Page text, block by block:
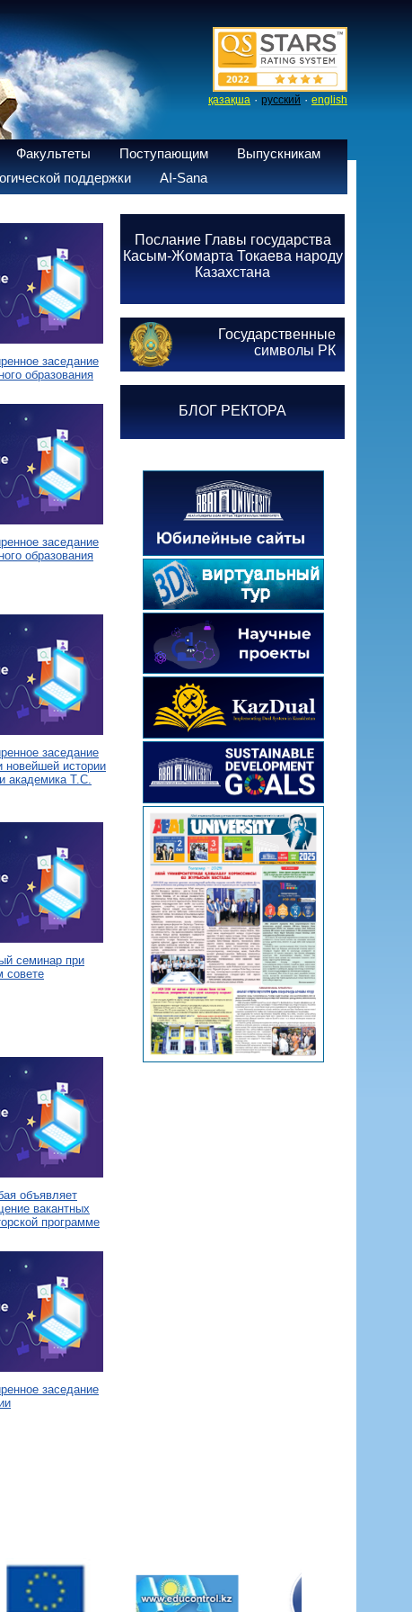
қазақша · русский · english
Факультеты Поступающим
Выпускникам
поддержки AI-Sana
заседание
образования
заседание
образования
заседание
истории
академика Т.С.
семинар при
совете
объявляет
вакантных
программе
заседание
Послание Главы государства
Касым-Жомарта Токаева народу
Казахстана
Государственные
символы РК
БЛОГ РЕКТОРА